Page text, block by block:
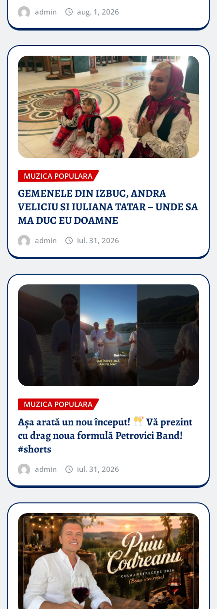
admin aug. 1, 2026
MUZICA POPULARA
GEMENELE DIN IZBUC, ANDRA
VELICIU SI IULIANA TATAR – UNDE SA
MA DUC EU DOAMNE
admin iul. 31, 2026
MUZICA POPULARA
Așa arată un nou început!
Vă prezint
cu drag noua formulă Petrovici Band!
#shorts
admin iul. 31, 2026